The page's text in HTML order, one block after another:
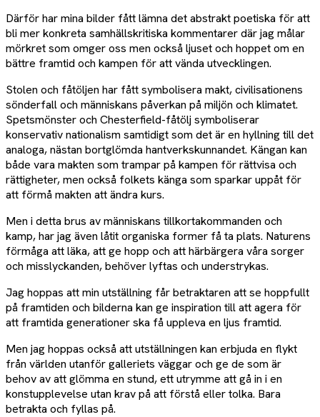
Därför har mina bilder fått lämna det abstrakt poetiska för att
bli mer konkreta samhällskritiska kommentarer där jag målar
mörkret som omger oss men också ljuset och hoppet om en
bättre framtid och kampen för att vända utvecklingen.
Stolen och fåtöljen har fått symbolisera makt, civilisationens
sönderfall och människans påverkan på miljön och klimatet.
Spetsmönster och Chesterfield-fåtölj symboliserar
konservativ nationalism samtidigt som det är en hyllning till det
analoga, nästan bortglömda hantverkskunnandet. Kängan kan
både vara makten som trampar på kampen för rättvisa och
rättigheter, men också folkets känga som sparkar uppåt för
att förmå makten att ändra kurs.
Men i detta brus av människans tillkortakommanden och
kamp, har jag även låtit organiska former få ta plats. Naturens
förmåga att läka, att ge hopp och att härbärgera våra sorger
och misslyckanden, behöver lyftas och understrykas.
Jag hoppas att min utställning får betraktaren att se hoppfullt
på framtiden och bilderna kan ge inspiration till att agera för
att framtida generationer ska få uppleva en ljus framtid.
Men jag hoppas också att utställningen kan erbjuda en flykt
från världen utanför galleriets väggar och ge de som är
behov av att glömma en stund, ett utrymme att gå in i en
konstupplevelse utan krav på att förstå eller tolka. Bara
betrakta och fyllas på.